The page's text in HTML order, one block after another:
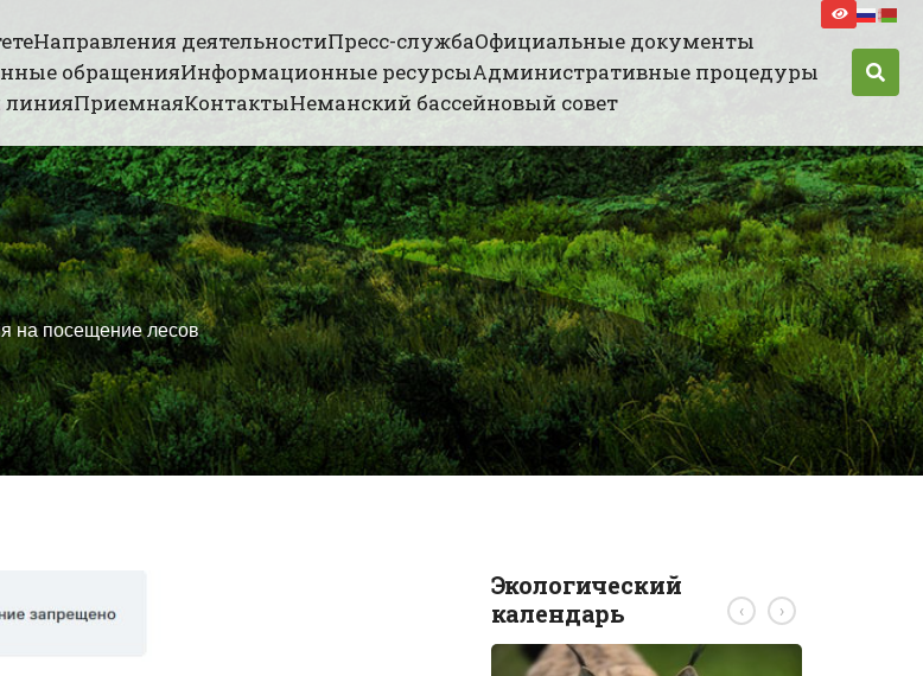
Направления деятельностиПресс-службаОфициальные документы
обращенияИнформационные ресурсыАдминистративные процедуры
линияПриемнаяКонтактыНеманский бассейновый совет
на посещение лесов
Экологический
календарь
к
‹ ›